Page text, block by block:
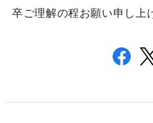
卒ご理解の程お願い申し上